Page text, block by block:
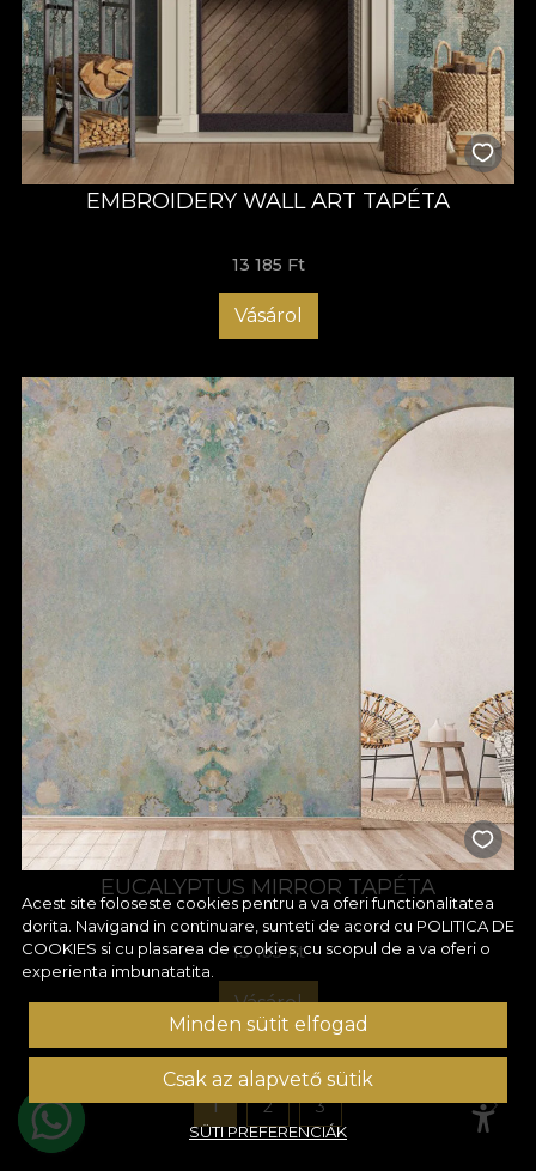
EMBROIDERY WALL ART TAPÉTA
13 185 Ft
Vásárol
EUCALYPTUS MIRROR TAPÉTA
13 185 Ft
Vásárol
1 2 3
Acest site foloseste cookies pentru a va oferi functionalitatea
dorita. Navigand in continuare, sunteti de acord cu POLITICA DE
COOKIES si cu plasarea de cookies, cu scopul de a va oferi o
experienta imbunatatita.
Minden sütit elfogad
Csak az alapvető sütik
SÜTI PREFERENCIÁK